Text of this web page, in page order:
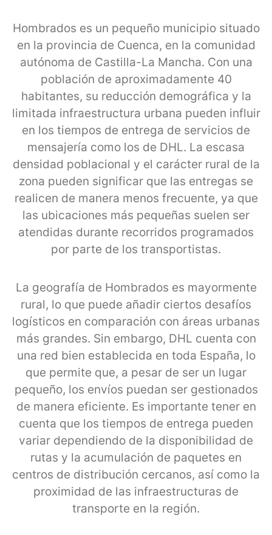
Hombrados es un pequeño municipio situado
en la provincia de Cuenca, en la comunidad
autónoma de Castilla-La Mancha. Con una
población de aproximadamente 40
habitantes, su reducción demográfica y la
limitada infraestructura urbana pueden influir
en los tiempos de entrega de servicios de
mensajería como los de DHL. La escasa
densidad poblacional y el carácter rural de la
zona pueden significar que las entregas se
realicen de manera menos frecuente, ya que
las ubicaciones más pequeñas suelen ser
atendidas durante recorridos programados
por parte de los transportistas.
La geografía de Hombrados es mayormente
rural, lo que puede añadir ciertos desafíos
logísticos en comparación con áreas urbanas
más grandes. Sin embargo, DHL cuenta con
una red bien establecida en toda España, lo
que permite que, a pesar de ser un lugar
pequeño, los envíos puedan ser gestionados
de manera eficiente. Es importante tener en
cuenta que los tiempos de entrega pueden
variar dependiendo de la disponibilidad de
rutas y la acumulación de paquetes en
centros de distribución cercanos, así como la
proximidad de las infraestructuras de
transporte en la región.